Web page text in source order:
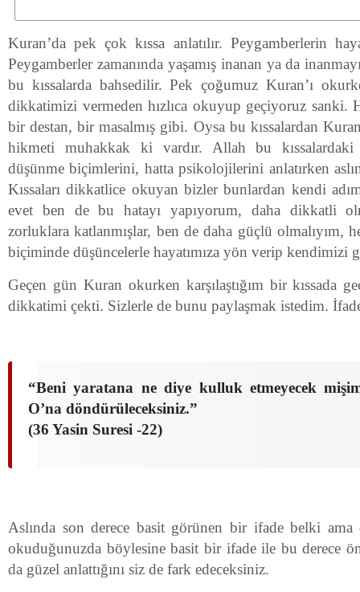
Kuran’da pek çok kıssa anlatılır. Peygamberlerin
Peygamberler zamanında yaşamış inanan ya da
bu kıssalarda bahsedilir. Pek çoğumuz Kuran’ı
dikkatimizi vermeden hızlıca okuyup geçiyoruz sanki.
bir destan, bir masalmış gibi. Oysa bu kıssalardan
hikmeti muhakkak ki vardır. Allah bu kıssalardaki
düşünme biçimlerini, hatta psikolojilerini anlatırken
Kıssaları dikkatlice okuyan bizler bunlardan kendi
evet ben de bu hatayı yapıyorum, daha dikkatli
zorluklara katlanmışlar, ben de daha güçlü olmalıyım,
biçiminde düşüncelerle hayatımıza yön verip kendimizi
Geçen gün Kuran okurken karşılaştığım bir kıssada
dikkatimi çekti. Sizlerle de bunu paylaşmak istedim.
“Beni yaratana ne diye kulluk etmeyecek
O’na döndürüleceksiniz.”
(36 Yasin Suresi -22)
Aslında son derece basit görünen bir ifade belki
okuduğunuzda böylesine basit bir ifade ile bu derece
da güzel anlattığını siz de fark edeceksiniz.